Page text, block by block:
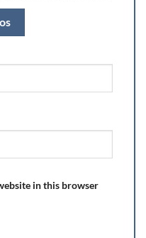
in this browser